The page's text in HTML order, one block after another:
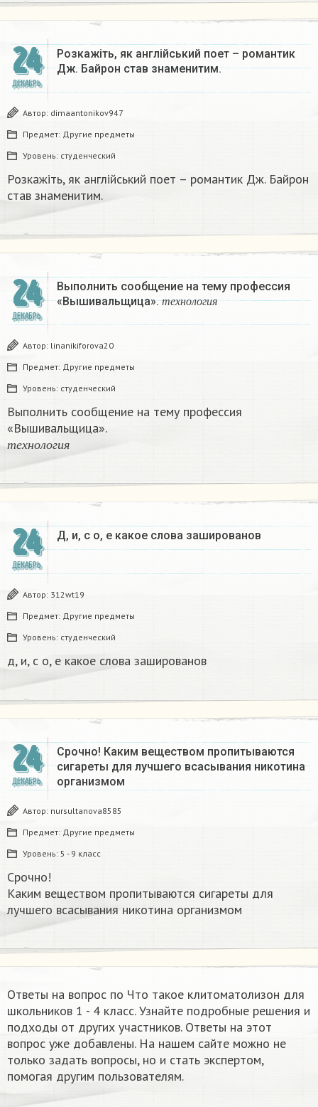
24
ДЕКАБРЬ
Розкажіть, як англійський поет – романтик
Дж. Байрон став знаменитим.​
Автор: dimaantonikov947
Предмет: Другие предметы
Уровень: студенческий
Розкажіть, як англійський поет – романтик Дж. Байрон
став знаменитим.​
24
ДЕКАБРЬ
Выполнить сообщение на тему профессия
«Вышивальщица».т е хн ол о гия
техн ол о гия
Автор: linanikiforova20
Предмет: Другие предметы
Уровень: студенческий
Выполнить сообщение на тему профессия
«Вышивальщица».
т ехн ол о г ия
технология
24
ДЕКАБРЬ
Д, и, с о, е какое слова зашированов
Автор: 312wt19
Предмет: Другие предметы
Уровень: студенческий
д, и, с о, е какое слова зашированов
24
ДЕКАБРЬ
Срочно! Каким веществом пропитываются
сигареты для лучшего всасывания никотина
организмом​
Автор: nursultanova8585
Предмет: Другие предметы
Уровень: 5 - 9 класс
Срочно!
Каким веществом пропитываются сигареты для
лучшего всасывания никотина организмом​
Ответы на вопрос по Что такое клитоматолизон для
школьников 1 - 4 класс. Узнайте подробные решения и
подходы от других участников. Ответы на этот
вопрос уже добавлены. На нашем сайте можно не
только задать вопросы, но и стать экспертом,
помогая другим пользователям.